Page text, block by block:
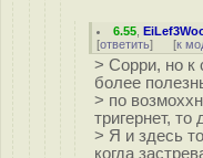
6.55 ,
[ответить] [к
> Сорри, но к
более
> по
тригернет, то
> Я и здесь
когда